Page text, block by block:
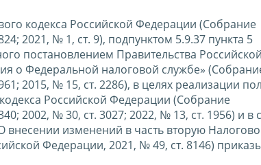
кодекса Российской Федерации (Собрание
2021, № 1, ст. 9), подпунктом 5.9.37 пункта 5
постановлением Правительства
о Федеральной налоговой службе»
2015, № 15, ст. 2286), в целях реализации
Российской Федерации (Собрание
2002, № 30, ст. 3027; 2022, № 13, ст. 1956) и в
изменений в часть вторую
Федерации, 2021, № 49, ст. 8146)